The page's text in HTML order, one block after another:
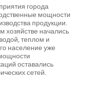
города
мощности
продукции.
хозяйстве начались
теплом и
население уже
оставались
сетей.